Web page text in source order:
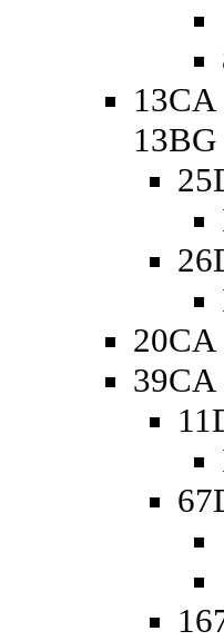
13BG
39CA